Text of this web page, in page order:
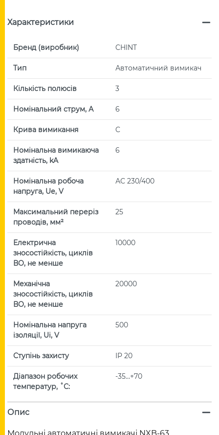
Характеристики
Бренд (виробник) CHINT
Тип Автоматичний вимикач
Кількість полюсів 3
Номінальний струм, А 6
Крива вимикання C
Номінальна вимикаюча
здатність, kA
6
Номінальна робоча
напруга, Uе, V
АС 230/400
Максимальний переріз
проводів, мм²
25
Електрична
зносостійкість, циклів
ВО, не менше
10000
Механічна
зносостійкість, циклів
ВО, не менше
20000
Номінальна напруга
ізоляції, Ui, V
500
Ступінь захисту IP 20
Діапазон робочих
температур, ˚С:
-35…+70
Опис